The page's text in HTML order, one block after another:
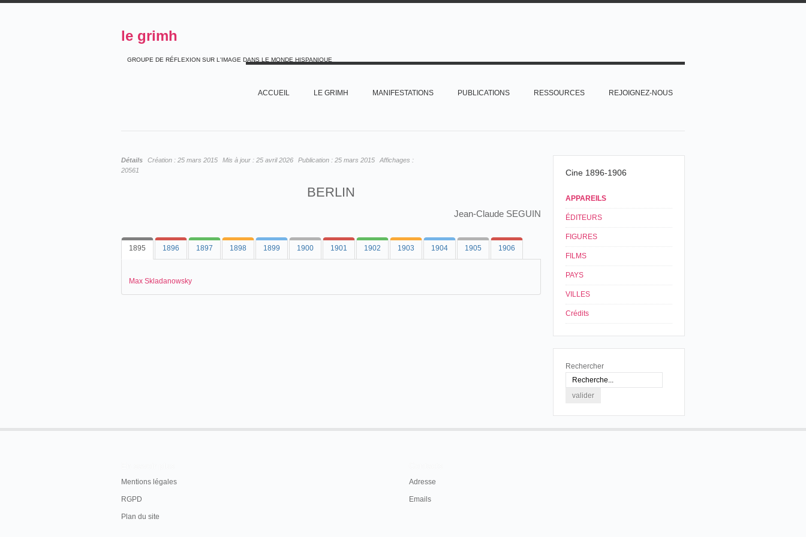
le grimh
GROUPE DE RÉFLEXION SUR L'IMAGE DANS LE MONDE HISPANIQUE
ACCUEIL LE GRIMH MANIFESTATIONS PUBLICATIONS RESSOURCES REJOIGNEZ-NOUS
Détails Création : 25 mars 2015 Mis à jour : 25 avril 2026 Publication : 25 mars 2015
Affichages :
20561
BERLIN
Jean-Claude SEGUIN
1895 1896 1897 1898 1899 1900 1901 1902 1903 1904 1905 1906
Max Skladanowsky
Cine 1896-1906
APPAREILS
ÉDITEURS
FIGURES
FILMS
PAYS
VILLES
Crédits
Rechercher
Mentions légales
RGPD
Plan du site
Adresse
Emails